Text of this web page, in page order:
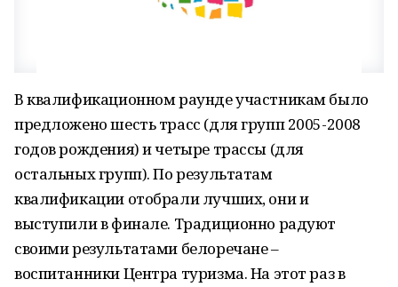
В квалификационном раунде участникам было
предложено шесть трасс (для групп 2005-2008
годов рождения) и четыре трассы (для
остальных групп). По результатам
квалификации отобрали лучших, они и
выступили в финале. Традиционно радуют
своими результатами белоречане –
воспитанники Центра туризма. На этот раз в